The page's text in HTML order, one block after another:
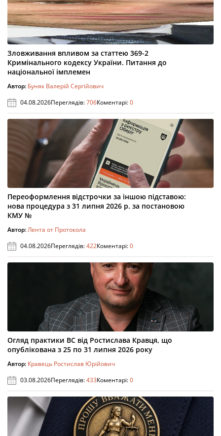
Зловживання впливом за статтею 369-2
Кримінального кодексу України. Питання до
національної імплемен
Автор: Буняк Валерій Сергійович
04.08.2026Переглядів:706Коментарі:0
Переоформлення відстрочки за іншою підставою:
нова процедура з 31 липня 2026 р. за постановою
КМУ №
Автор:Лента от Протокола
04.08.2026Переглядів:422Коментарі:0
Огляд практики ВС від Ростислава Кравця, що
опублікована з 25 по 31 липня 2026 року
Автор: Кравець Ростислав Юрійович
03.08.2026Переглядів:433Коментарі:0